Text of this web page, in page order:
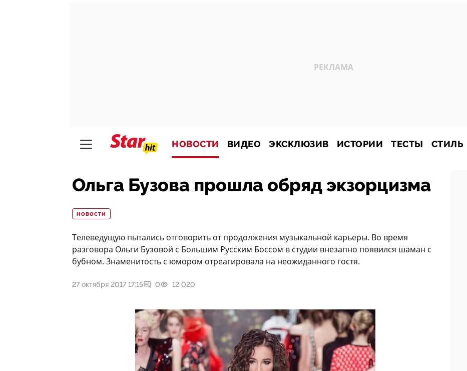
НОВОСТИ ВИДЕО ЭКСКЛЮЗИВ ИСТОРИИ ТЕСТЫ СТИЛЬ
Ольга Бузова прошла обряд экзорцизма
НОВОСТИ
Телеведущую пытались отговорить от продолжения музыкальной карьеры. Во время
разговора Ольги Бузовой с Большим Русским Боссом в студии внезапно появился шаман с
бубном. Знаменитость с юмором отреагировала на неожиданного гостя.
27 октября 2017 17:15 0 12 020